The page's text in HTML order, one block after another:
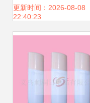
今日温暖开启
更新时间：2026-08-08
22:40:23